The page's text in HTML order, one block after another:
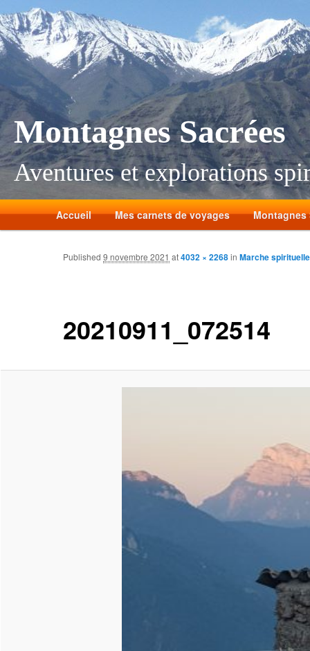
Montagnes Sacrées
Aventures et explorations
Accueil Mes carnets de voyages Montagnes
20210911_072514
Published9 novembre 2021 at4032 × 2268inMarche